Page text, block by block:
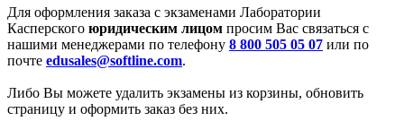
Для оформления заказа с экзаменами Лаборатории
Касперского юридическим лицом просим Вас связаться с
нашими менеджерами по телефону 8 800 505 05 07 или по
почте edusales@softline.com.
Либо Вы можете удалить экзамены из корзины, обновить
страницу и оформить заказ без них.